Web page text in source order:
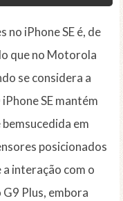
no iPhone SE é, de
que no Motorola
se considera a
SE mantém
em
posicionados
interação com o
Plus, embora